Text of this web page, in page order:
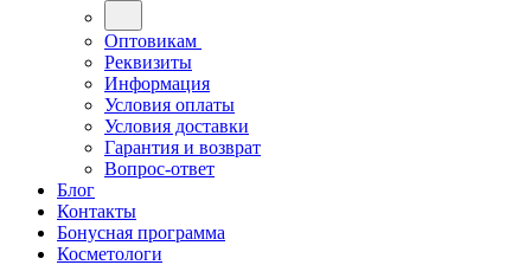
Оптовикам
Реквизиты
Информация
Условия оплаты
Условия доставки
Гарантия и возврат
Вопрос-ответ
Блог
Контакты
Бонусная программа
Косметологи